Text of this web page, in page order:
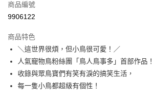
ATM付款
運送方式
付款後全家取貨
每筆NT$60，滿NT$499(含以上)免運費
付款後7-11取貨
商品編號
9906122
商品特色
＼這世界很煩，但小鳥很可愛！／
人氣寵物鳥粉絲團「鳥人鳥事多」首部作品！
收錄與眾鳥寶們有笑有淚的搞笑生活，
每一隻小鳥都超級有個性！